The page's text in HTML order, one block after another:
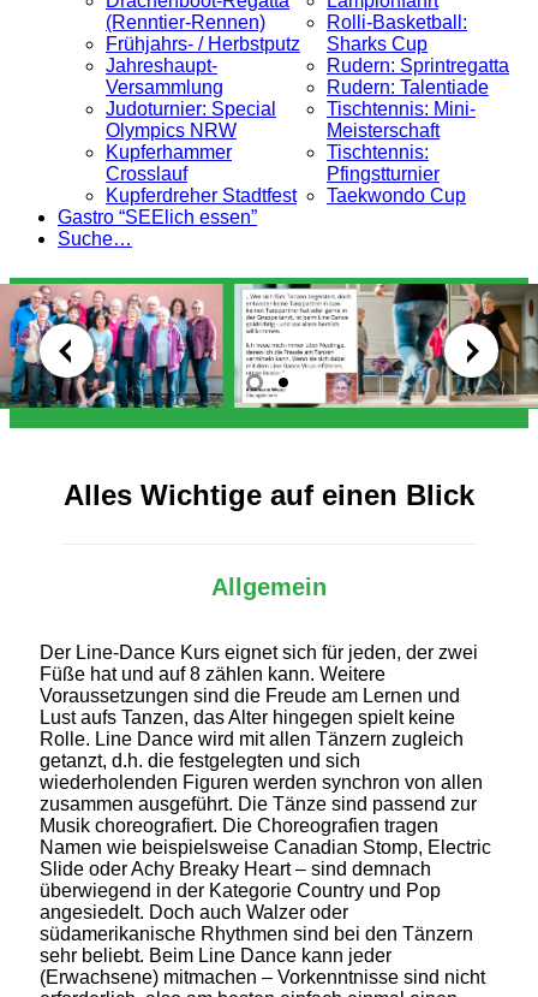
(Renntier-Rennen)
Frühjahrs- / Herbstputz
Jahreshaupt-
Versammlung
Judoturnier: Special
Olympics NRW
Kupferhammer
Crosslauf
Kupferdreher Stadtfest
Rolli-Basketball:
Sharks Cup
Rudern: Sprintregatta
Rudern: Talentiade
Tischtennis: Mini-
Meisterschaft
Tischtennis:
Pfingstturnier
Taekwondo Cup
Gastro “SEElich essen”
Suche…
Alles Wichtige auf einen Blick
Allgemein
Der Line-Dance Kurs eignet sich für jeden, der zwei
Füße hat und auf 8 zählen kann. Weitere
Voraussetzungen sind die Freude am Lernen und
Lust aufs Tanzen, das Alter hingegen spielt keine
Rolle. Line Dance wird mit allen Tänzern zugleich
getanzt, d.h. die festgelegten und sich
wiederholenden Figuren werden synchron von allen
zusammen ausgeführt. Die Tänze sind passend zur
Musik choreografiert. Die Choreografien tragen
Namen wie beispielsweise Canadian Stomp, Electric
Slide oder Achy Breaky Heart – sind demnach
überwiegend in der Kategorie Country und Pop
angesiedelt. Doch auch Walzer oder
südamerikanische Rhythmen sind bei den Tänzern
sehr beliebt. Beim Line Dance kann jeder
(Erwachsene) mitmachen – Vorkenntnisse sind nicht